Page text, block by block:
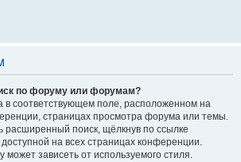
по форуму или форумам?
в соответствующем поле, расположенном на
страницах просмотра форума или темы.
расширенный поиск, щёлкнув по ссылке
на всех страницах конференции.
может зависеть от используемого стиля.